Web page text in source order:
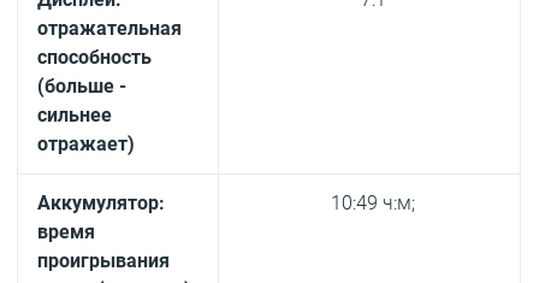
отражательная
способность
(больше -
сильнее
отражает)
Аккумулятор:
время
проигрывания
10:49 ч:м;